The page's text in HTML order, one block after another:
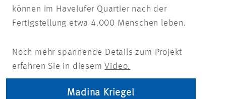
können im Havelufer Quartier nach der
Fertigstellung etwa 4.000 Menschen leben.
Noch mehr spannende Details zum Projekt
erfahren Sie in diesemVideo.
Madina Kriegel